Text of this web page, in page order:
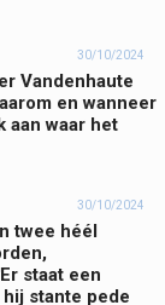
30/10/2024
Vandenhaute
en wanneer
aan waar het
30/10/2024
twee héél
staat een
stante pede